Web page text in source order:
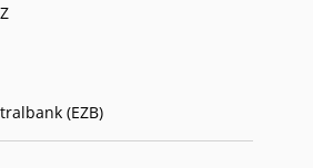
(EZB)